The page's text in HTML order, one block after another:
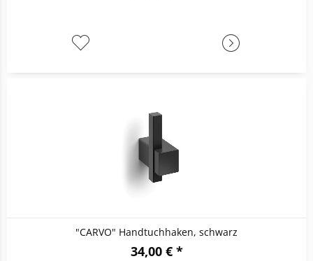
"CARVO" Handtuchhaken, schwarz
34,00 € *